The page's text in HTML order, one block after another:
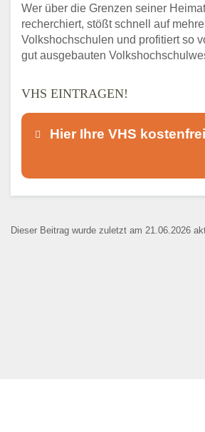
Wer über die Grenzen seiner
recherchiert, stößt schnell auf
Volkshochschulen und profitiert so
gut ausgebauten
VHS EINTRAGEN!
Hier Ihre VHS
Kontaktaufnahme und ist
Dieser Beitrag wurde zuletzt am 21.06.2026